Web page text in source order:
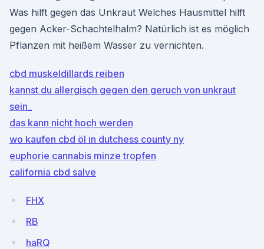
Was hilft gegen das Unkraut Welches Hausmittel hilft
gegen Acker-Schachtelhalm? Natürlich ist es möglich
Pflanzen mit heißem Wasser zu vernichten.
cbd muskeldillards reiben
kannst du allergisch gegen den geruch von unkraut
sein_
das kann nicht hoch werden
wo kaufen cbd öl in dutchess county ny
euphorie cannabis minze tropfen
california cbd salve
FHX
RB
haRQ